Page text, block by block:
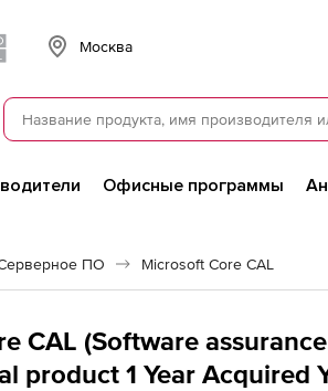
Москва
Офисные программы
ПО Microsoft Core CAL
CAL (Software
product 1 Year Acquired